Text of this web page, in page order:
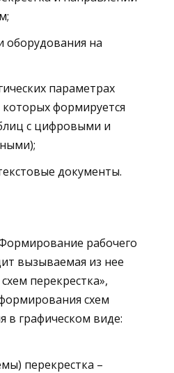
оборудования на
параметрах
которых формируется
с цифровыми и
документы.
рабочего
вызываемая из нее
перекрестка»,
схем
в графическом виде:
перекрестка –